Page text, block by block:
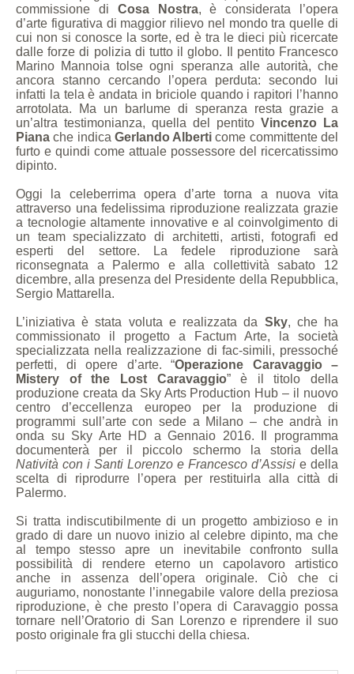
commissione di Cosa Nostra, è considerata l’opera
d’arte figurativa di maggior rilievo nel mondo tra quelle di
cui non si conosce la sorte, ed è tra le dieci più ricercate
dalle forze di polizia di tutto il globo. Il pentito Francesco
Marino Mannoia tolse ogni speranza alle autorità, che
ancora stanno cercando l’opera perduta: secondo lui
infatti la tela è andata in briciole quando i rapitori l’hanno
arrotolata. Ma un barlume di speranza resta grazie a
un’altra testimonianza, quella del pentito Vincenzo La
Piana che indica Gerlando Alberti come committente del
furto e quindi come attuale possessore del ricercatissimo
dipinto.
Oggi la celeberrima opera d’arte torna a nuova vita
attraverso una fedelissima riproduzione realizzata grazie
a tecnologie altamente innovative e al coinvolgimento di
un team specializzato di architetti, artisti, fotografi ed
esperti del settore. La fedele riproduzione sarà
riconsegnata a Palermo e alla collettività sabato 12
dicembre, alla presenza del Presidente della Repubblica,
Sergio Mattarella.
L’iniziativa è stata voluta e realizzata da Sky, che ha
commissionato il progetto a Factum Arte, la società
specializzata nella realizzazione di fac-simili, pressoché
perfetti, di opere d’arte. “Operazione Caravaggio –
Mistery of the Lost Caravaggio” è il titolo della
produzione creata da Sky Arts Production Hub – il nuovo
centro d’eccellenza europeo per la produzione di
programmi sull’arte con sede a Milano – che andrà in
onda su Sky Arte HD a Gennaio 2016. Il programma
documenterà per il piccolo schermo la storia della
Natività con i Santi Lorenzo e Francesco d’Assisi e della
scelta di riprodurre l’opera per restituirla alla città di
Palermo.
Si tratta indiscutibilmente di un progetto ambizioso e in
grado di dare un nuovo inizio al celebre dipinto, ma che
al tempo stesso apre un inevitabile confronto sulla
possibilità di rendere eterno un capolavoro artistico
anche in assenza dell’opera originale. Ciò che ci
auguriamo, nonostante l’innegabile valore della preziosa
riproduzione, è che presto l’opera di Caravaggio possa
tornare nell’Oratorio di San Lorenzo e riprendere il suo
posto originale fra gli stucchi della chiesa.